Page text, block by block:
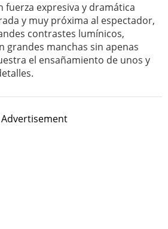
fuerza expresiva y dramática
y muy próxima al espectador,
contrastes lumínicos,
grandes manchas sin apenas
el ensañamiento de unos y
Advertisement